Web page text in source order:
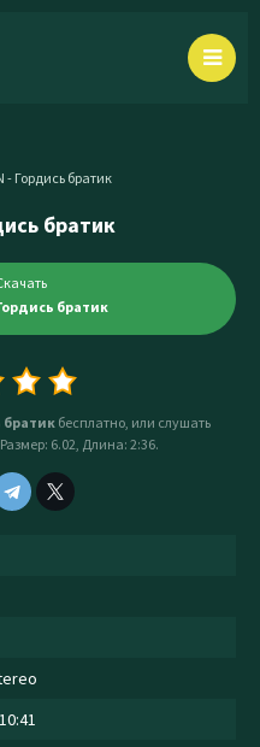
- Гордись братик
братик
братик
братик бесплатно, или слушать
6.02, Длина: 2:36.